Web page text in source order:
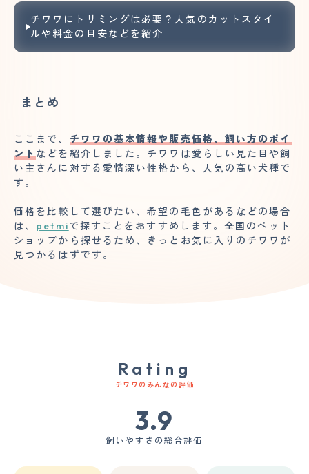
チワワにトリミングは必要？人気のカットスタイ
ルや料金の目安などを紹介
まとめ
ここまで、 チワワの基本情報や販売価格、飼い方のポイ
ント などを紹介しました。チワワは愛らしい見た目や飼
い主さんに対する愛情深い性格から、人気の高い犬種で
す。
価格を比較して選びたい、希望の毛色があるなどの場合
は、 petmiで探すことをおすすめします。全国のペット
ショップから探せるため、きっとお気に入りのチワワが
見つかるはずです。
Rating
チワワのみんなの評価
3.9
飼いやすさの総合評価